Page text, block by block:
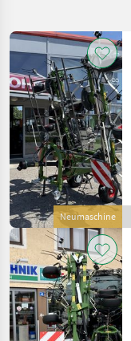
Kategorie 4
AKTUELLER
PFAD
Landtechnik
Erntetechnik
Gruenland
Kreiselheuer
Fendt
KATEGORIE
WÄHLEN
Fendt
Pöttinger
Zurücksetzen
Neumaschine